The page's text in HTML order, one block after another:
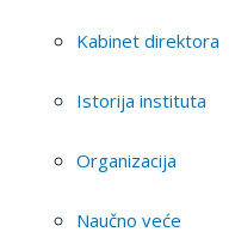
Kabinet direktora
Istorija instituta
Organizacija
Naučno veće